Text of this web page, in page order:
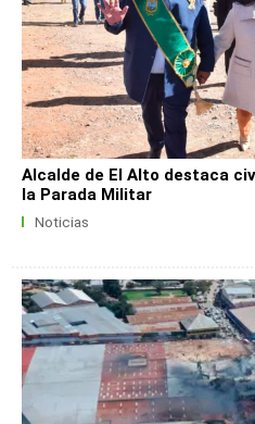
Alcalde de El Alto destaca
la Parada Militar
Noticias